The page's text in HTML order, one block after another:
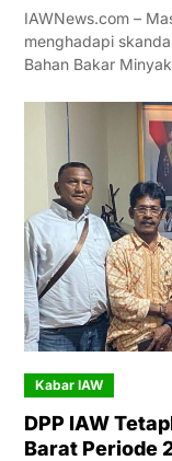
IAWNews.com –
menghadapi
Bahan Bakar
Kabar IAW
DPP IAW
Barat Periode